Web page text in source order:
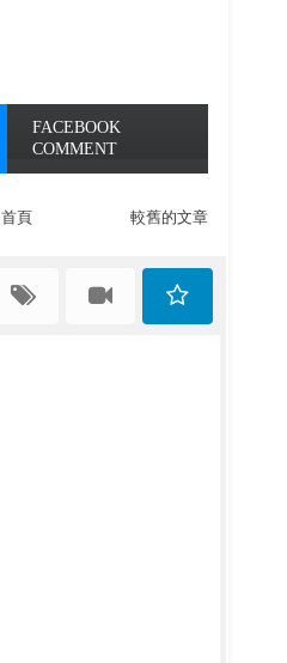
FACEBOOK
COMMENT
較舊的文章
首頁